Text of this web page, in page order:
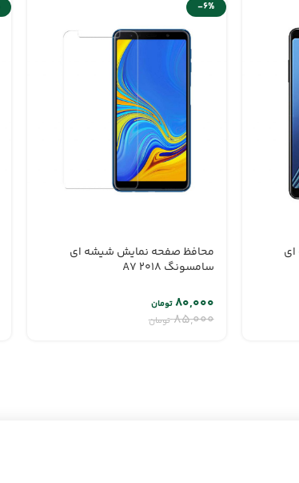
-6%
محافظ صفحه نمایش شیشه ای
سامسونگ A7 2018
۸۵,۰۰۰ تومان
۸۰,۰۰۰تومان